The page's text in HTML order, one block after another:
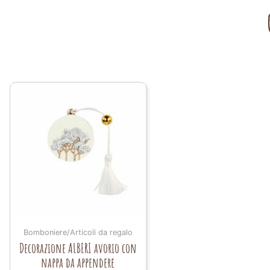
Bomboniere/Articoli da regalo
Decorazione ALBERI avorio con
nappa da appendere